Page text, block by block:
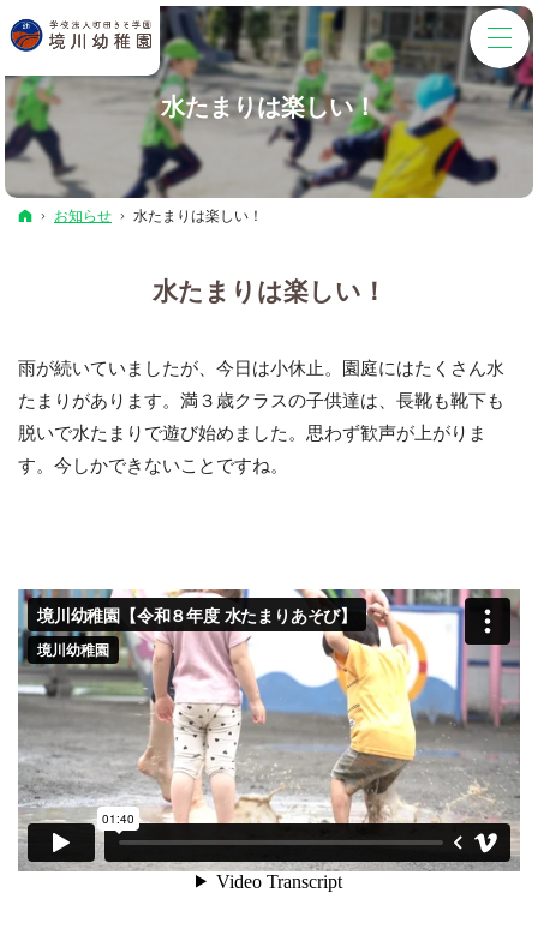
水たまりは楽しい！
ホーム
お知らせ 水たまりは楽しい！
水たまりは楽しい！
雨が続いていましたが、今日は小休止。園庭にはたくさん水
たまりがあります。満３歳クラスの子供達は、長靴も靴下も
脱いで水たまりで遊び始めました。思わず歓声が上がりま
す。今しかできないことですね。